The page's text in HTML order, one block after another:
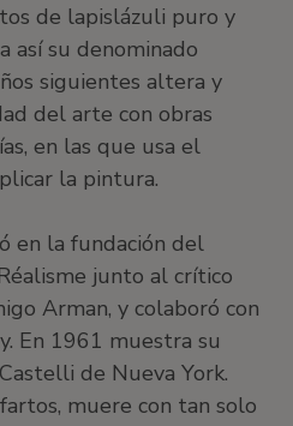
de lapislázuli puro y
así su denominado
siguientes altera y
del arte con obras
en las que usa el
la pintura.
en la fundación del
junto al crítico
Arman, y colaboró con
En 1961 muestra su
de Nueva York.
muere con tan solo